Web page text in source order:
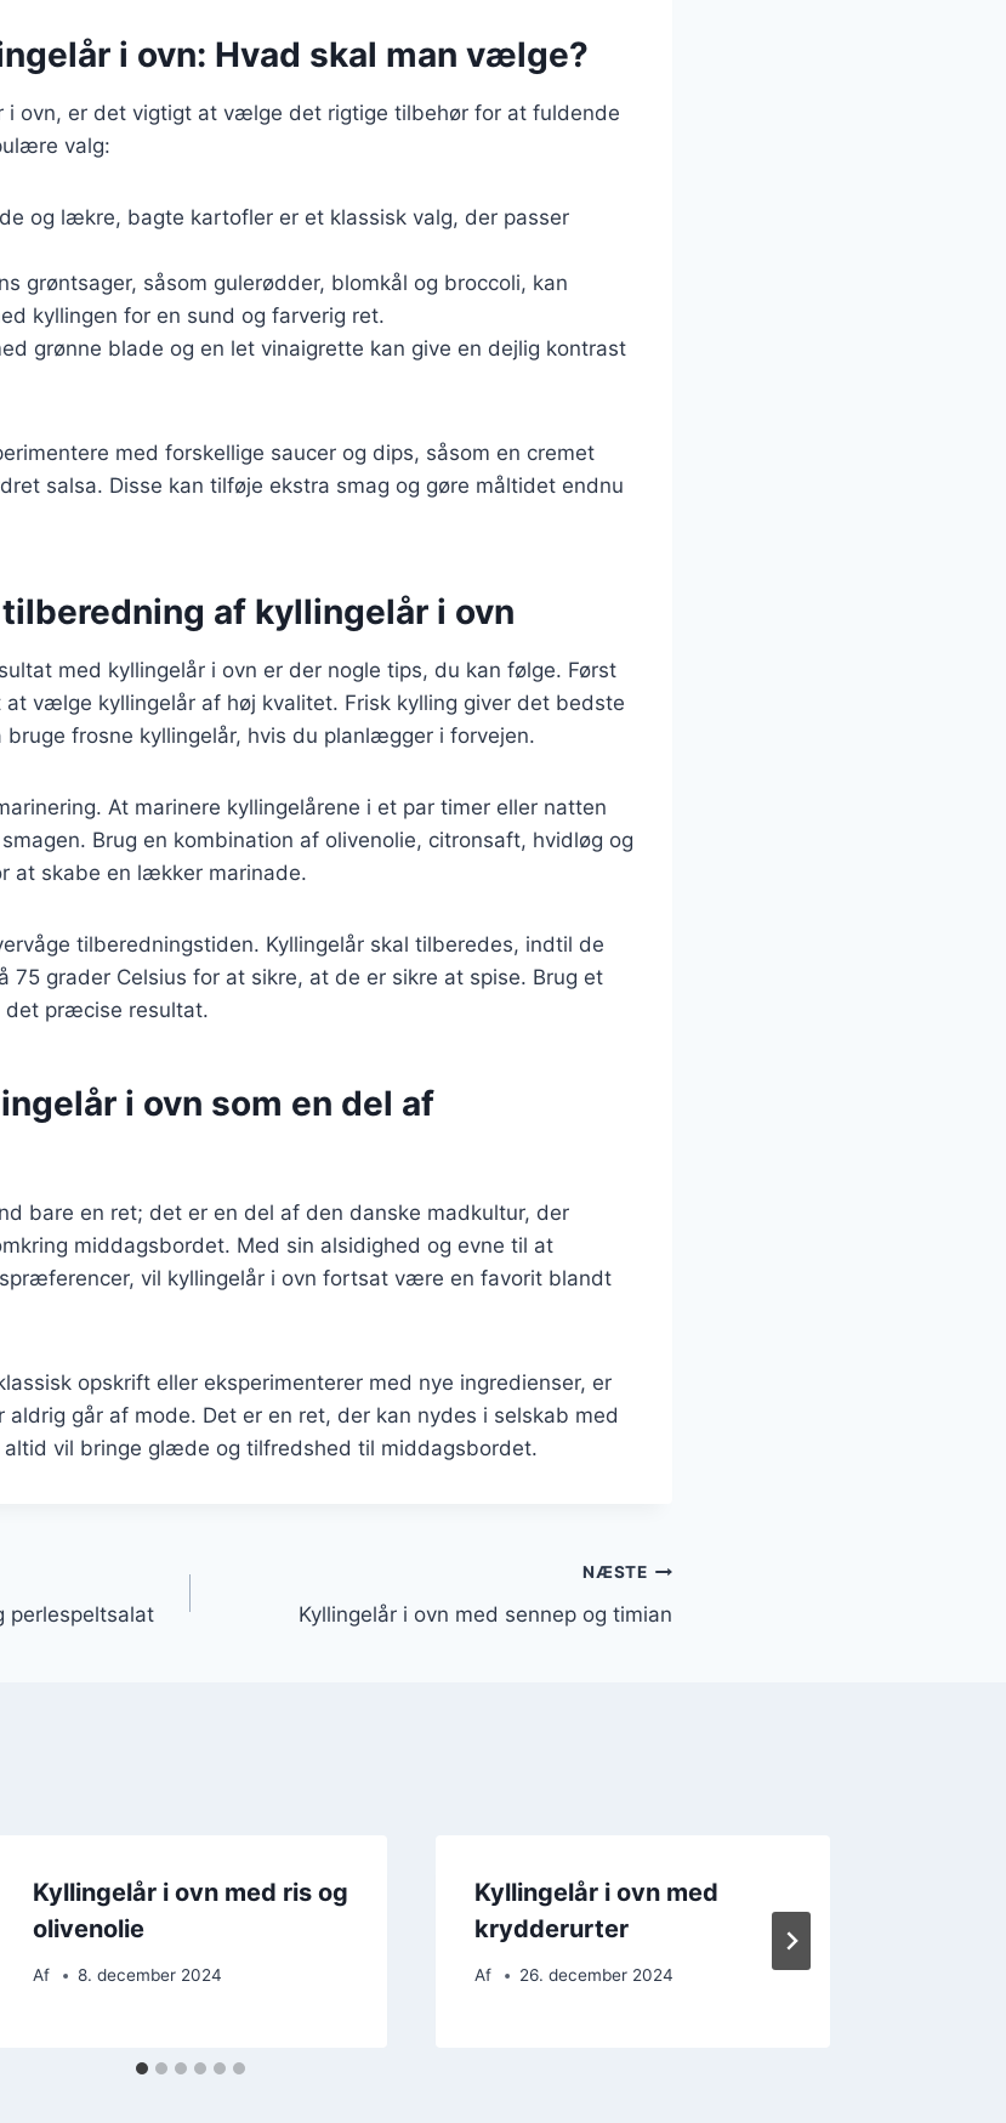
i ovn: Hvad skal man vælge?
i ovn, er det vigtigt at vælge det rigtige tilbehør for at fuldende
valg:
og lækre, bagte kartofler er et klassisk valg, der passer
grøntsager, såsom gulerødder, blomkål og broccoli, kan
kyllingen for en sund og farverig ret.
grønne blade og en let vinaigrette kan give en dejlig kontrast
med forskellige saucer og dips, såsom en cremet
salsa. Disse kan tilføje ekstra smag og gøre måltidet endnu
af kyllingelår i ovn
med kyllingelår i ovn er der nogle tips, du kan følge. Først
vælge kyllingelår af høj kvalitet. Frisk kylling giver det bedste
frosne kyllingelår, hvis du planlægger i forvejen.
At marinere kyllingelårene i et par timer eller natten
Brug en kombination af olivenolie, citronsaft, hvidløg og
at skabe en lækker marinade.
tilberedningstiden. Kyllingelår skal tilberedes, indtil de
75 grader Celsius for at sikre, at de er sikre at spise. Brug et
det præcise resultat.
i ovn som en del af
bare en ret; det er en del af den danske madkultur, der
middagsbordet. Med sin alsidighed og evne til at
vil kyllingelår i ovn fortsat være en favorit blandt
opskrift eller eksperimenterer med nye ingredienser, er
aldrig går af mode. Det er en ret, der kan nydes i selskab med
altid vil bringe glæde og tilfredshed til middagsbordet.
perlespeltsalat
NÆSTE
Kyllingelår i ovn med sennep og timian
Kyllingelår i ovn med ris og
olivenolie
Af 8. december 2024
Kyllingelår i ovn med
krydderurter
Af 26. december 2024